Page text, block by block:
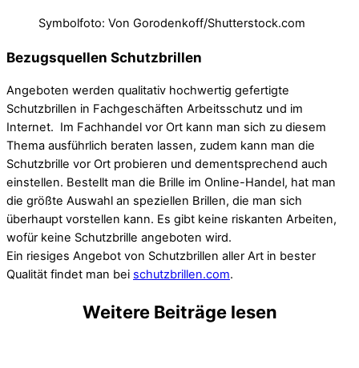
Symbolfoto: Von Gorodenkoff/Shutterstock.com
Bezugsquellen Schutzbrillen
Angeboten werden qualitativ hochwertig gefertigte
Schutzbrillen in Fachgeschäften Arbeitsschutz und im
Internet. Im Fachhandel vor Ort kann man sich zu diesem
Thema ausführlich beraten lassen, zudem kann man die
Schutzbrille vor Ort probieren und dementsprechend auch
einstellen. Bestellt man die Brille im Online-Handel, hat man
die größte Auswahl an speziellen Brillen, die man sich
überhaupt vorstellen kann. Es gibt keine riskanten Arbeiten,
wofür keine Schutzbrille angeboten wird.
Ein riesiges Angebot von Schutzbrillen aller Art in bester
Qualität findet man bei schutzbrillen.com.
Weitere Beiträge lesen